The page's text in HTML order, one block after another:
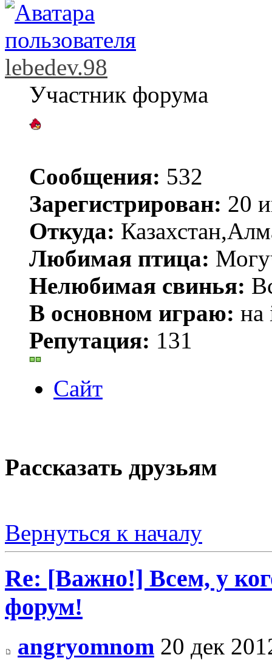
lebedev.98
Участник форума
Сообщения: 532
Зарегистрирован: 20
Откуда:
Любимая птица:
Нелюбимая свинья:
В основном играю: на
Репутация: 131
Сайт
Рассказать друзьям
Вернуться к началу
Re: [Важно!] Всем, у
форум!
angryomnom 20 дек